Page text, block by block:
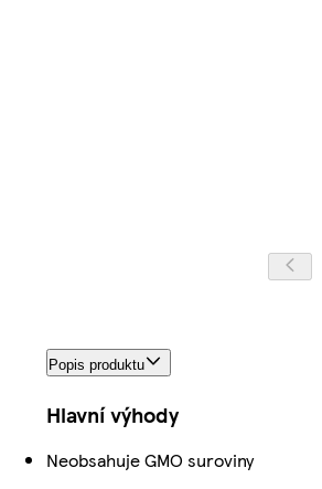
Popis produktu
Hlavní výhody
Neobsahuje GMO suroviny